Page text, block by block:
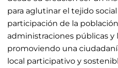
para aglutinar el tejido
participación de la
administraciones públicas y
promoviendo una
local participativo y